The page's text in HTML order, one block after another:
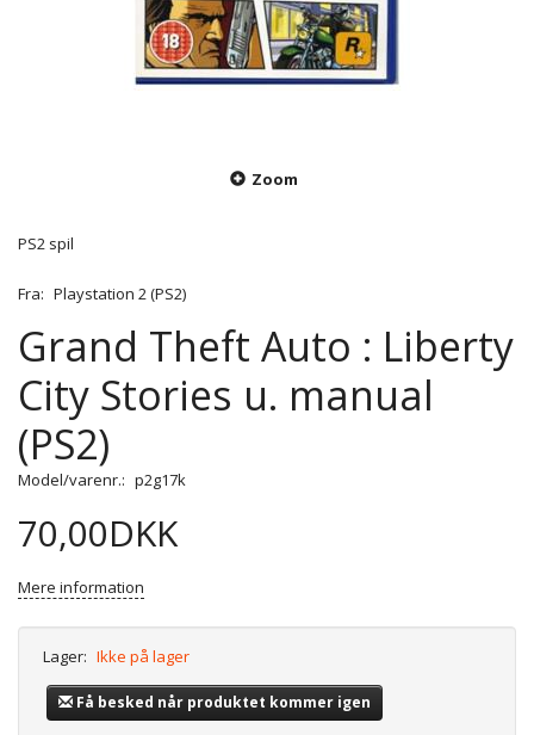
Zoom
PS2 spil
Fra: Playstation 2 (PS2)
Grand Theft Auto : Liberty
City Stories u. manual
(PS2)
Model/varenr.: p2g17k
70,00DKK
Mere information
Lager: Ikke på lager
Få besked når produktet kommer igen